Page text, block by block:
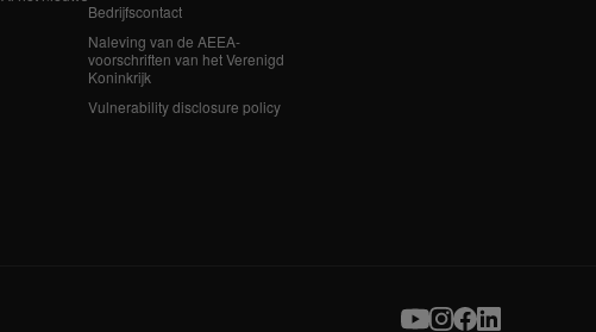
Bedrijfscontact
Naleving van de AEEA-
voorschriften van het Verenigd
Koninkrijk
Vulnerability disclosure policy